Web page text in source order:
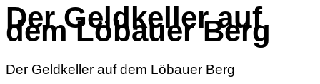
Der Geldkeller auf
dem Löbauer Berg
Der Geldkeller auf dem Löbauer Berg